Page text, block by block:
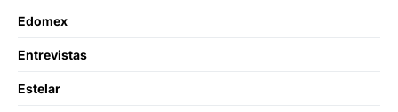
Edomex
Entrevistas
Estelar